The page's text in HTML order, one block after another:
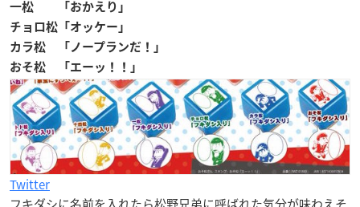
一松 「おかえり」
チョロ松「オッケー」
カラ松 「ノープランだ！」
おそ松 「エーッ！！」
Twitter